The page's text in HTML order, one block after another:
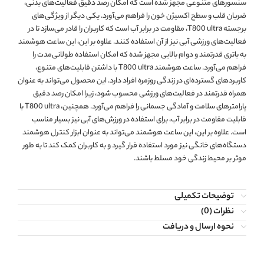
سنسورهای متنوعی مجهز شده است که امکان رصد دقیق فعالیت‌های بدنی،
ضربان قلب و سطح اکسیژن خون را فراهم می‌آورد. یکی دیگر از ویژگی‌های
برجسته T800 ultra، مقاومت در برابر آب است که کاربران را قادر می‌سازد تا در
فعالیت‌های ورزشی آبی نیز از آن استفاده کنند. علاوه بر این، این ساعت هوشمند
به باتری قدرتمند و دوام بالایی مجهز شده که امکان استفاده طولانی‌مدت را
فراهم می‌آورد. ساعت هوشمند T800 ultra با داشتن قابلیت‌های متنوع،
کاربردهای گسترده‌ای در زندگی روزمره افراد دارد. این محصول می‌تواند به عنوان
همراه قدرتمند در فعالیت‌های ورزشی محسوب شود، زیرا امکان رصد دقیق
پارامترهای سلامت و آمادگی جسمانی را فراهم می‌آورد. همچنین، T800 ultra با
قابلیت مقاومت در برابر آب، برای استفاده در ورزش‌های آبی نیز بسیار مناسب
است. علاوه بر این، این ساعت هوشمند می‌تواند به عنوان ابزار کنترل هوشمند
دستگاه‌های خانگی نیز مورد استفاده قرار گیرد و به کاربران کمک کند تا به طور
موثر بر محیط زندگی خود مسلط باشند.
توضیحات تکمیلی
نظرات (0)
نحوه ارسال و دریافت